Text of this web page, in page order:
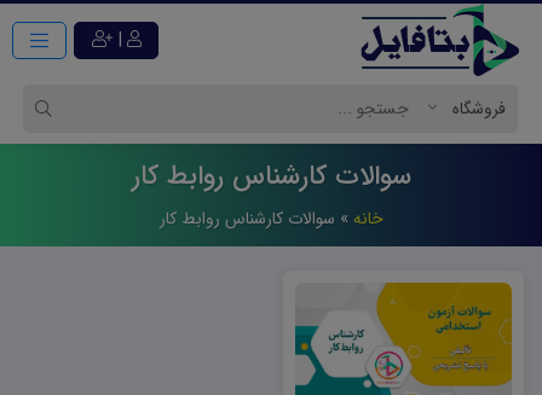
|
سوالات کارشناس روابط کار
خانه » سوالات کارشناس روابط کار